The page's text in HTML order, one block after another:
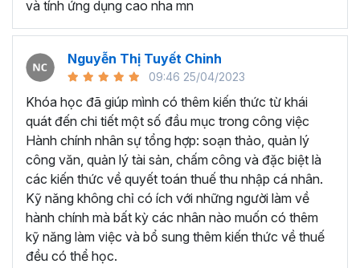
Có khả năng lưu trữ và cập nhật thường xuyên các
thông tin, hợp đồng và dữ liệu quan trọng về nhân
Xử lý các văn bản, thủ tục nhằm hỗ trợ việc quản lý
hành chính theo các quy trình chuẩn.
Biết dự đoán nhu cầu nhân sự, tham gia vào chiến
lược tuyển dụng, tổ chức phỏng vấn, và tham gia
vào quản lý lương thưởng.
Hỗ trợ xây dựng hệ thống quản lý, tạo mối liên kết
giữa quản lý và nhân viên, cũng như giữa các bộ
phận khác nhau.
Lên kế hoạch và tổ chức các chương trình đào tạo
nhằm hỗ trợ nhân viên mới và nâng cao hiệu quả
công việc.
và tính ứng dụng cao nha mn
Nguyễn Thị Tuyết Chinh
09:46 25/04/2023
Khóa học đã giúp mình có thêm kiến thức từ khái
quát đến chi tiết một số đầu mục trong công việc
Hành chính nhân sự tổng hợp: soạn thảo, quản lý
công văn, quản lý tài sản, chấm công và đặc biệt là
các kiến thức về quyết toán thuế thu nhập cá nhân.
Kỹ năng không chỉ có ích với những người làm về
hành chính mà bất kỳ các nhân nào muốn có thêm
kỹ năng làm việc và bổ sung thêm kiến thức về thuế
đều có thể học.